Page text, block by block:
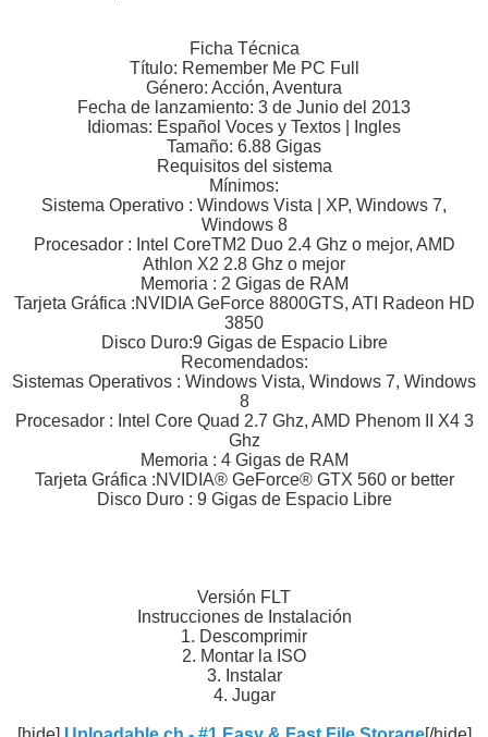
Ficha Técnica
Título: Remember Me PC Full
Género: Acción, Aventura
Fecha de lanzamiento: 3 de Junio del 2013
Idiomas: Español Voces y Textos | Ingles
Tamaño: 6.88 Gigas
Requisitos del sistema
Mínimos:
Sistema Operativo : Windows Vista | XP, Windows 7,
Windows 8
Procesador : Intel CoreTM2 Duo 2.4 Ghz o mejor, AMD
Athlon X2 2.8 Ghz o mejor
Memoria : 2 Gigas de RAM
Tarjeta Gráfica :NVIDIA GeForce 8800GTS, ATI Radeon HD
3850
Disco Duro:9 Gigas de Espacio Libre
Recomendados:
Sistemas Operativos : Windows Vista, Windows 7, Windows
8
Procesador : Intel Core Quad 2.7 Ghz, AMD Phenom II X4 3
Ghz
Memoria : 4 Gigas de RAM
Tarjeta Gráfica :NVIDIA® GeForce® GTX 560 or better
Disco Duro : 9 Gigas de Espacio Libre
Versión FLT
Instrucciones de Instalación
1. Descomprimir
2. Montar la ISO
3. Instalar
4. Jugar